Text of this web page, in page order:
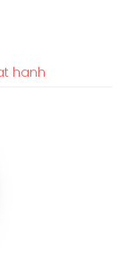
hanh